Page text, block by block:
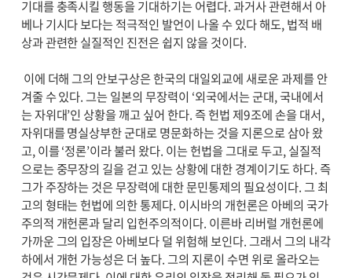
기대를 충족시킬 행동을 기대하기는 어렵다. 과거사 관련해서 아
베나 기시다 보다는 적극적인 발언이 나올 수 있다 해도, 법적 배
상과 관련한 실질적인 진전은 쉽지 않을 것이다.
이에 더해 그의 안보구상은 한국의 대일외교에 새로운 과제를 안
겨줄 수 있다. 그는 일본의 무장력이 ‘외국에서는 군대, 국내에서
는 자위대’인 상황을 깨고 싶어 한다. 즉 헌법 제9조에 손을 대서,
자위대를 명실상부한 군대로 명문화하는 것을 지론으로 삼아 왔
고, 이를 ‘정론’이라 불러 왔다. 이는 헌법을 그대로 두고, 실질적
으로는 중무장의 길을 걷고 있는 상황에 대한 경계이기도 하다. 즉
그가 주장하는 것은 무장력에 대한 문민통제의 필요성이다. 그 최
고의 형태는 헌법에 의한 통제다. 이시바의 개헌론은 아베의 국가
주의적 개헌론과 달리 입헌주의적이다. 이른바 리버럴 개헌론에
가까운 그의 입장은 아베보다 덜 위험해 보인다. 그래서 그의 내각
하에서 개헌 가능성은 더 높다. 그의 지론이 수면 위로 올라오는